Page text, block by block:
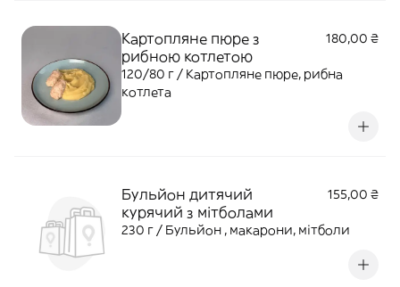
Картопляне пюре з
рибною котлетою
180,00 ₴
120/80 г / Картопляне пюре, рибна
котлета
Бульйон дитячий
курячий з мітболами
155,00 ₴
230 г / Бульйон , макарони, мітболи